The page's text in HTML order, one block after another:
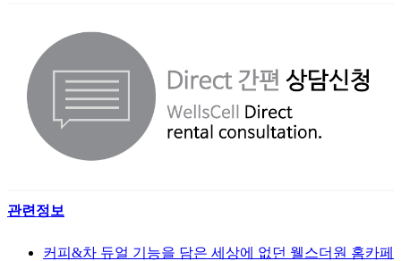
관련정보
커피&차 듀얼 기능을 담은 세상에 없던 웰스더원 홈카페